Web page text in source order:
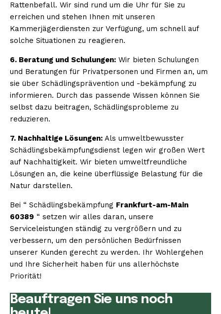
Rattenbefall. Wir sind rund um die Uhr für Sie zu
erreichen und stehen Ihnen mit unseren
Kammerjägerdiensten zur Verfügung, um schnell auf
solche Situationen zu reagieren.
6. Beratung und Schulungen: Wir bieten Schulungen
und Beratungen für Privatpersonen und Firmen an, um
sie über Schädlingsprävention und -bekämpfung zu
informieren. Durch das passende Wissen können Sie
selbst dazu beitragen, Schädlingsprobleme zu
reduzieren.
7. Nachhaltige Lösungen: Als umweltbewusster
Schädlingsbekämpfungsdienst legen wir großen Wert
auf Nachhaltigkeit. Wir bieten umweltfreundliche
Lösungen an, die keine überflüssige Belastung für die
Natur darstellen.
Bei “ Schädlingsbekämpfung Frankfurt-am-Main
60389 “ setzen wir alles daran, unsere
Serviceleistungen ständig zu vergrößern und zu
verbessern, um den persönlichen Bedürfnissen
unserer Kunden gerecht zu werden. Ihr Wohlergehen
und Ihre Sicherheit haben für uns allerhöchste
Priorität!
Beauftragen Sie uns noch